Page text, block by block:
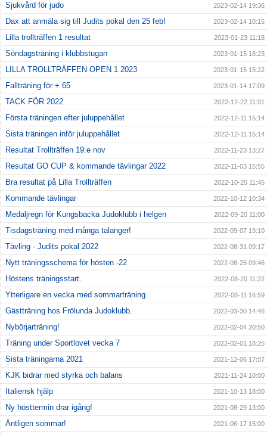
Sjukvård för judo 2023-02-14 19:36
Dax att anmäla sig till Judits pokal den 25 feb! 2023-02-14 10:15
Lilla trollträffen 1 resultat 2023-01-23 11:18
Söndagsträning i klubbstugan 2023-01-15 18:23
LILLA TROLLTRÄFFEN OPEN 1 2023 2023-01-15 15:22
Fallträning för + 65 2023-01-14 17:09
TACK FÖR 2022 2022-12-22 11:01
Första träningen efter juluppehållet 2022-12-11 15:14
Sista träningen inför juluppehållet 2022-12-11 15:14
Resultat Trollträffen 19:e nov 2022-11-23 13:27
Resultat GO CUP & kommande tävlingar 2022 2022-11-03 15:55
Bra resultat på Lilla Trollträffen 2022-10-25 11:45
Kommande tävlingar 2022-10-12 10:34
Medaljregn för Kungsbacka Judoklubb i helgen 2022-09-20 11:00
Tisdagsträning med många talanger! 2022-09-07 19:10
Tävling - Judits pokal 2022 2022-08-31 09:17
Nytt träningsschema för hösten -22 2022-08-25 09:46
Höstens träningsstart. 2022-08-20 11:22
Ytterligare en vecka med sommarträning 2022-08-11 16:59
Gästträning hos Frölunda Judoklubb. 2022-03-30 14:46
Nybörjarträning! 2022-02-04 20:50
Träning under Sportlovet vecka 7 2022-02-01 18:25
Sista träningarna 2021 2021-12-06 17:07
KJK bidrar med styrka och balans 2021-11-24 10:00
Italiensk hjälp 2021-10-13 18:00
Ny hösttermin drar igång! 2021-08-29 13:00
Äntligen sommar! 2021-06-17 15:00